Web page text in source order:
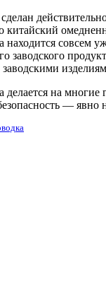
совсем
на
— явно